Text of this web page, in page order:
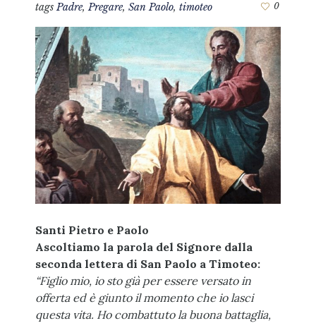
tagsPadre,Pregare, San Paolo, timoteo 0
Santi Pietro e Paolo
Ascoltiamo la parola del Signore dalla
seconda lettera di San Paolo a Timoteo:
“Figlio mio, io sto già per essere versato in
offerta ed è giunto il momento che io lasci
questa vita. Ho combattuto la buona battaglia,